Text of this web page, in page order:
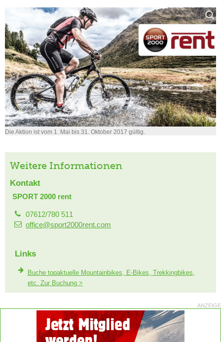
Die Aktion ist vom 1. Mai bis 31. Oktober 2017 gültig.
Weitere Informationen
Kontakt
SPORT 2000 rent
07612/780 511
office@sport2000rent.com
Links
Buche topaktuelle Mountainbikes, E-Bikes, Trekkingbikes,
etc. Zur Buchung >
ANZEIGE